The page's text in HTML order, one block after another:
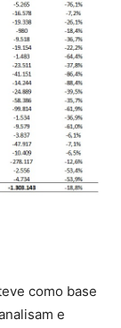
como base
e